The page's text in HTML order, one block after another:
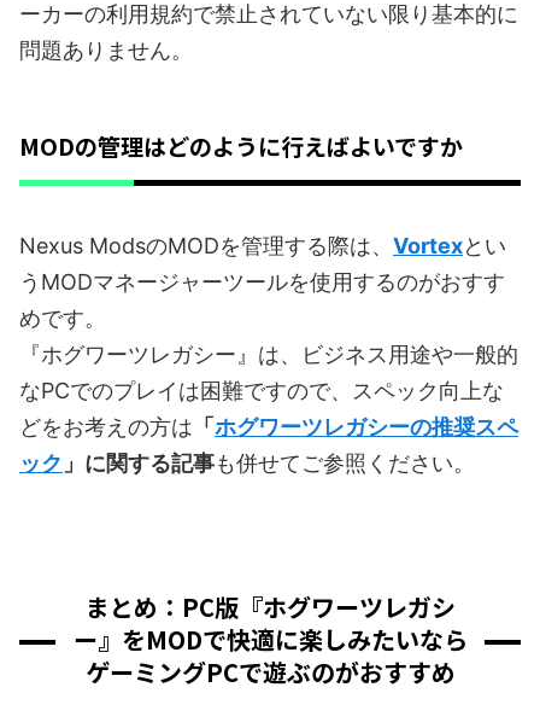
ーカーの利用規約で禁止されていない限り基本的に
問題ありません。
MODの管理はどのように行えばよいですか
Nexus ModsのMODを管理する際は、 Vortexとい
うMODマネージャーツールを使用するのがおすす
めです。
『ホグワーツレガシー』は、ビジネス用途や一般的
なPCでのプレイは困難ですので、スペック向上な
どをお考えの方は 「 ホグワーツレガシーの推奨スペ
ック 」に関する記事も併せてご参照ください。
まとめ：PC版『ホグワーツレガシ
ー』をMODで快適に楽しみたいなら
ゲーミングPCで遊ぶのがおすすめ